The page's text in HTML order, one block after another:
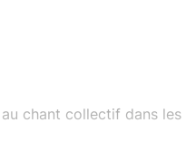
chant collectif dans les